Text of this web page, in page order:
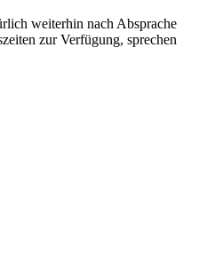
weiterhin nach Absprache
zur Verfügung, sprechen